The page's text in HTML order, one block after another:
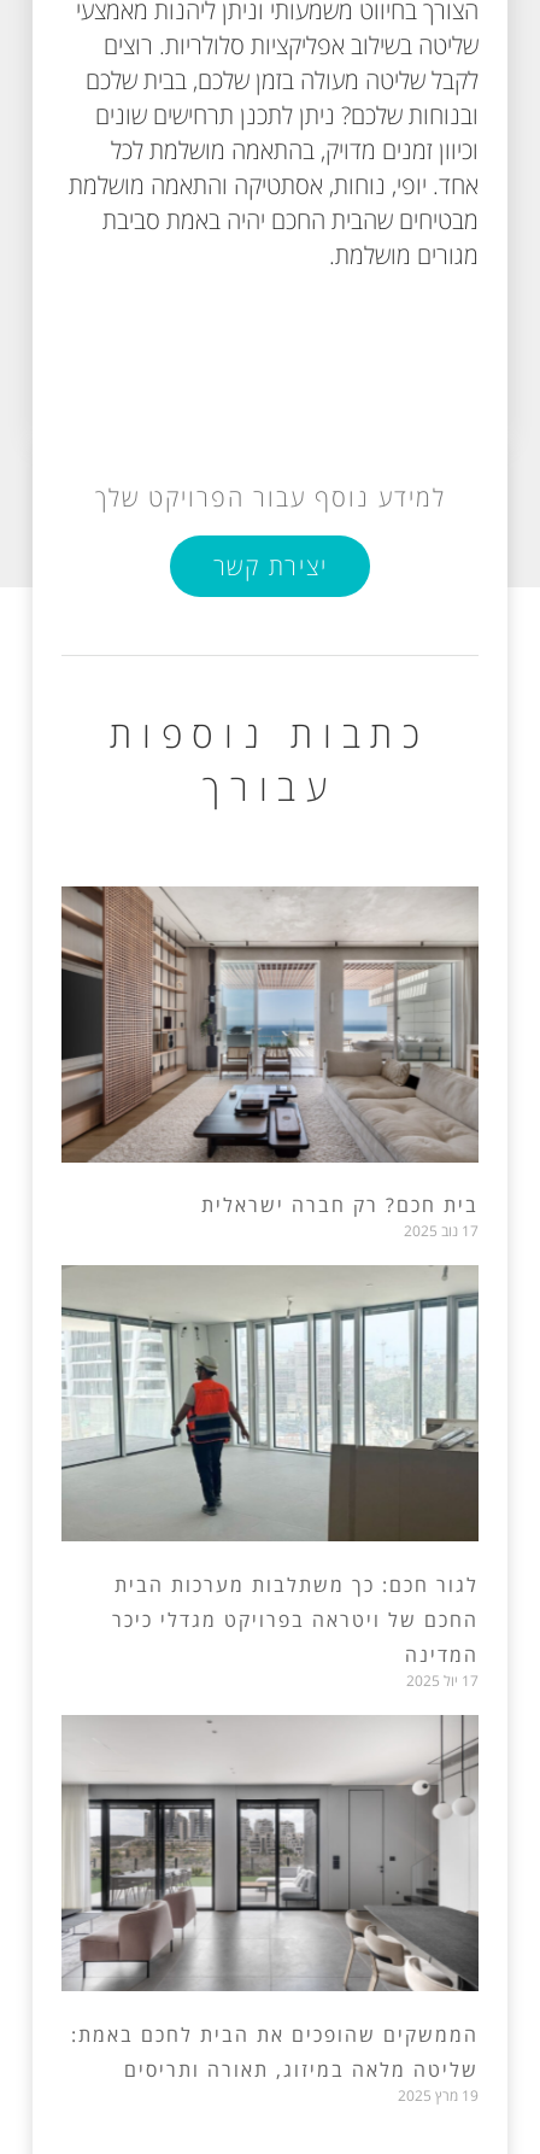
הצורך בחיווט משמעותי וניתן ליהנות מאמצעי
שליטה בשילוב אפליקציות סלולריות. רוצים
לקבל שליטה מעולה בזמן שלכם, בבית שלכם
ובנוחות שלכם? ניתן לתכנן תרחישים שונים
וכיוון זמנים מדויק, בהתאמה מושלמת לכל
אחד. יופי, נוחות, אסתטיקה והתאמה מושלמת
מבטיחים שהבית החכם יהיה באמת סביבת
מגורים מושלמת.
למידע נוסף עבור הפרויקט שלך
יצירת קשר
כתבות נוספות
עבורך
בית חכם? רק חברה ישראלית
17 נוב 2025
לגור חכם: כך משתלבות מערכות הבית
החכם של ויטראה בפרויקט מגדלי כיכר
המדינה
17 יול 2025
הממשקים שהופכים את הבית לחכם באמת:
שליטה מלאה במיזוג, תאורה ותריסים
19 מרץ 2025